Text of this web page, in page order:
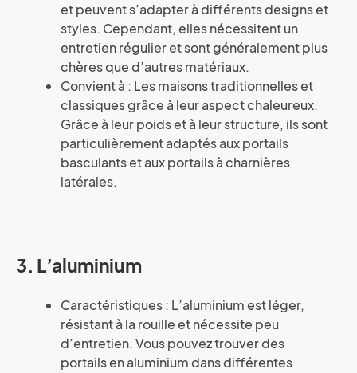
et peuvent s’adapter à différents designs et
styles. Cependant, elles nécessitent un
entretien régulier et sont généralement plus
chères que d’autres matériaux.
Convient à : Les maisons traditionnelles et
classiques grâce à leur aspect chaleureux.
Grâce à leur poids et à leur structure, ils sont
particulièrement adaptés aux portails
basculants et aux portails à charnières
latérales.
3. L’aluminium
Caractéristiques : L’aluminium est léger,
résistant à la rouille et nécessite peu
d’entretien. Vous pouvez trouver des
portails en aluminium dans différentes